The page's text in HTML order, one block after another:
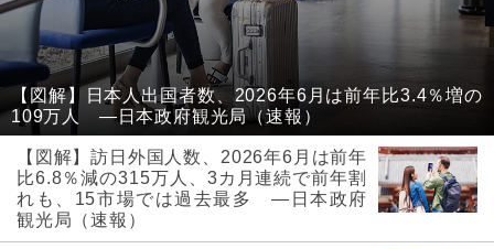
【図解】日本人出国者数、2026年6月は前年比3.4％増の
109万人 ―日本政府観光局（速報）
【図解】訪日外国人数、2026年6月は前年
比6.8％減の315万人、3カ月連続で前年割
れも、15市場では過去最多 ―日本政府
観光局（速報）